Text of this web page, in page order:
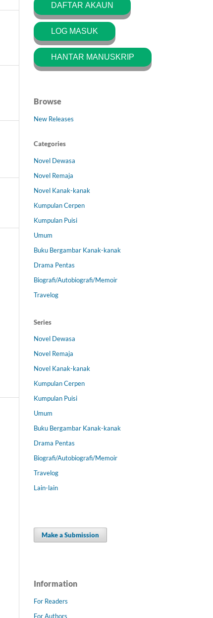
DAFTAR AKAUN
LOG MASUK
HANTAR MANUSKRIP
Browse
New Releases
Categories
Novel Dewasa
Novel Remaja
Novel Kanak-kanak
Kumpulan Cerpen
Kumpulan Puisi
Umum
Buku Bergambar Kanak-kanak
Drama Pentas
Biografi/Autobiografi/Memoir
Travelog
Series
Novel Dewasa
Novel Remaja
Novel Kanak-kanak
Kumpulan Cerpen
Kumpulan Puisi
Umum
Buku Bergambar Kanak-kanak
Drama Pentas
Biografi/Autobiografi/Memoir
Travelog
Lain-lain
Make a Submission
Information
For Readers
For Authors